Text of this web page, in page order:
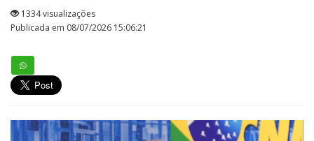
1334 visualizações
Publicada em 08/07/2026 15:06:21